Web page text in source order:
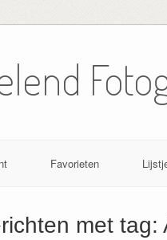
Favorieten
met tag: